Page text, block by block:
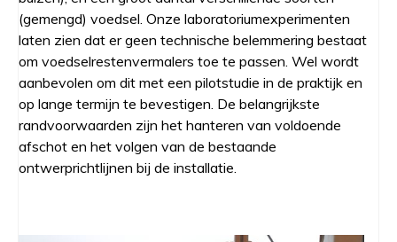
(gemengd) voedsel. Onze laboratoriumexperimenten
laten zien dat er geen technische belemmering bestaat
om voedselrestenvermalers toe te passen. Wel wordt
aanbevolen om dit met een pilotstudie in de praktijk en
op lange termijn te bevestigen. De belangrijkste
randvoorwaarden zijn het hanteren van voldoende
afschot en het volgen van de bestaande
ontwerprichtlijnen bij de installatie.